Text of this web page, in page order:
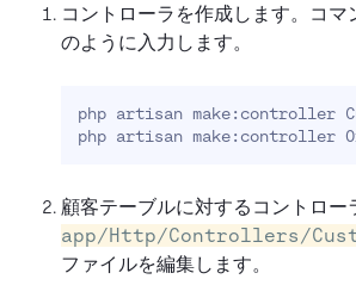
コントローラを作成します。コマ
のように入力します。
php artisan make:controller
php artisan make:controller
顧客テーブルに対するコントロー
app/Http/Controllers/
ファイルを編集します。